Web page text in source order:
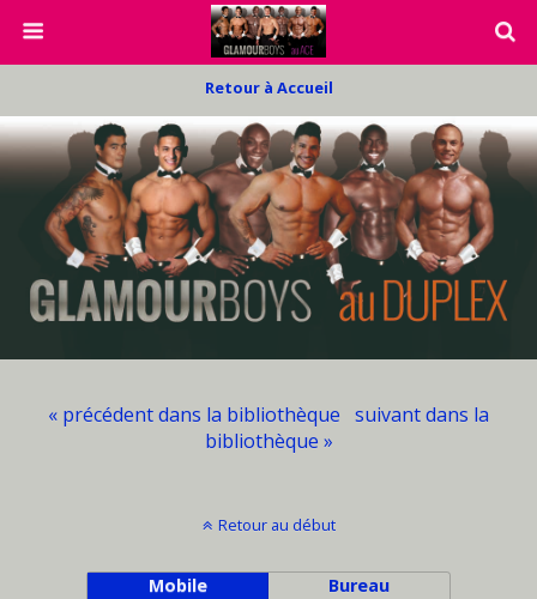
Retour à Accueil
« précédent dans la bibliothèque suivant dans la
bibliothèque »
Retour au début
Mobile Bureau